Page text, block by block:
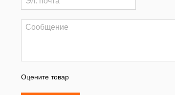
Оцените товар